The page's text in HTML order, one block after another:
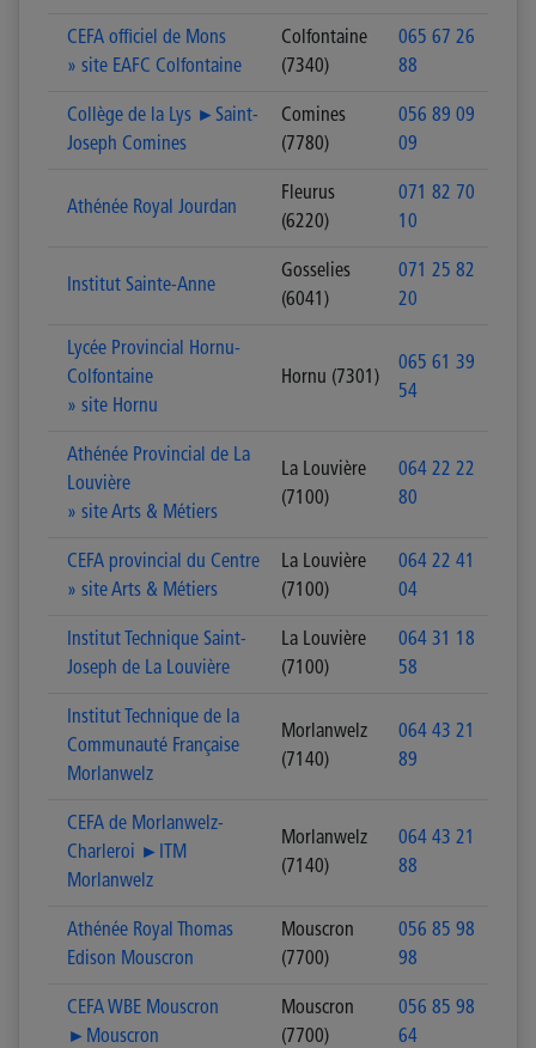
CEFA officiel de Mons
» site EAFC Colfontaine
Colfontaine
(7340)
065 67 26
88
Collège de la Lys ►Saint-
Joseph Comines
Comines
(7780)
056 89 09
09
Athénée Royal Jourdan
Fleurus
(6220)
071 82 70
10
Institut Sainte-Anne
Gosselies
(6041)
071 25 82
20
Lycée Provincial Hornu-
Colfontaine
» site Hornu
Hornu (7301)
065 61 39
54
Athénée Provincial de La
Louvière
» site Arts & Métiers
La Louvière
(7100)
064 22 22
80
CEFA provincial du Centre
» site Arts & Métiers
La Louvière
(7100)
064 22 41
04
Institut Technique Saint-
Joseph de La Louvière
La Louvière
(7100)
064 31 18
58
Institut Technique de la
Communauté Française
Morlanwelz
Morlanwelz
(7140)
064 43 21
89
CEFA de Morlanwelz-
Charleroi ►ITM
Morlanwelz
Morlanwelz
(7140)
064 43 21
88
Athénée Royal Thomas
Edison Mouscron
Mouscron
(7700)
056 85 98
98
CEFA WBE Mouscron
►Mouscron
Mouscron
(7700)
056 85 98
64